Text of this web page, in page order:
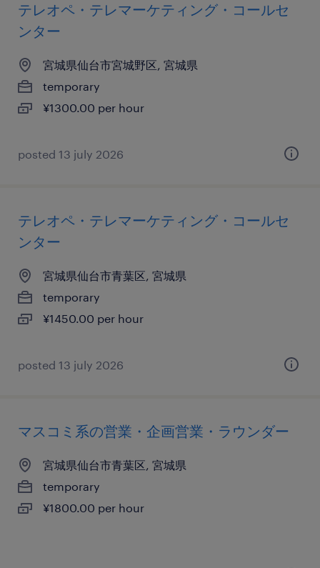
テレオペ・テレマーケティング・コールセ
ンター
宮城県仙台市宮城野区, 宮城県
temporary
¥1300.00 per hour
posted 13 july 2026
テレオペ・テレマーケティング・コールセ
ンター
宮城県仙台市青葉区, 宮城県
temporary
¥1450.00 per hour
posted 13 july 2026
マスコミ系の営業・企画営業・ラウンダー
宮城県仙台市青葉区, 宮城県
temporary
¥1800.00 per hour